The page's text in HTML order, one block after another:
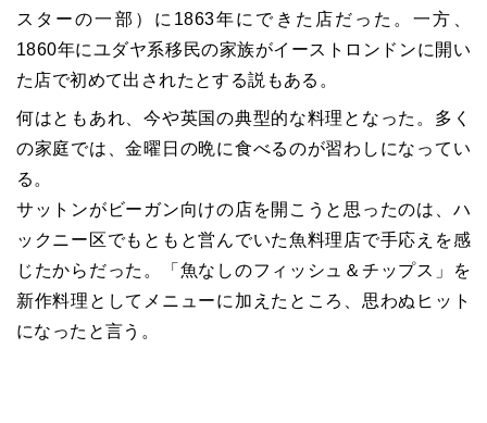
スターの一部）に1863年にできた店だった。一方、
1860年にユダヤ系移民の家族がイーストロンドンに開い
た店で初めて出されたとする説もある。
何はともあれ、今や英国の典型的な料理となった。多く
の家庭では、金曜日の晩に食べるのが習わしになってい
る。
サットンがビーガン向けの店を開こうと思ったのは、ハ
ックニー区でもともと営んでいた魚料理店で手応えを感
じたからだった。「魚なしのフィッシュ＆チップス」を
新作料理としてメニューに加えたところ、思わぬヒット
になったと言う。